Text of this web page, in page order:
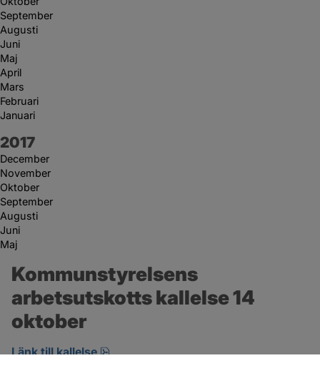
September
Augusti
Juni
Maj
April
Mars
Februari
Januari
År:
2017
December
November
Oktober
September
Augusti
Juni
Maj
Kommunstyrelsens
arbetsutskotts kallelse 14
oktober
Länk till kallelse